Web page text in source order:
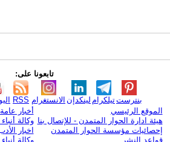
تابعونا على:
RSS الانستغرام لينكدإن تيلكرامبنترست
الموقع الرئيسي
هيئة ادارة الحوار المتمدن - للإتصال بنا
إحصائيات مؤسسة الحوار المتمدن
قواعد النشر
أخبار عامة
وكالة
اخبار
وكالة